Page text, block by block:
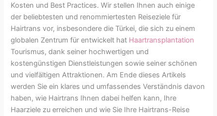
Kosten und Best Practices. Wir stellen Ihnen auch einige
der beliebtesten und renommiertesten Reiseziele für
Hairtrans vor, insbesondere die Türkei, die sich zu einem
globalen Zentrum für entwickelt hat Haartransplantation
Tourismus, dank seiner hochwertigen und
kostengünstigen Dienstleistungen sowie seiner schönen
und vielfältigen Attraktionen. Am Ende dieses Artikels
werden Sie ein klares und umfassendes Verständnis davon
haben, wie Hairtrans Ihnen dabei helfen kann, Ihre
Haarziele zu erreichen und wie Sie Ihre Hairtrans-Reise